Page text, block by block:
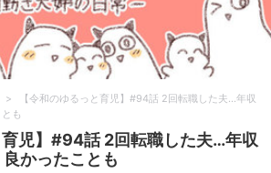
>
【令和のゆるっと育児】#94話 2回転職した夫…年収
も
育児】#94話 2回転職した夫…年収
かったことも